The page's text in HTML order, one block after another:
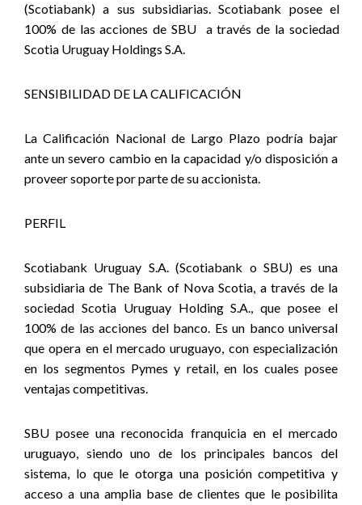
(Scotiabank) a sus subsidiarias. Scotiabank posee el
100% de las acciones de SBU
a través de la sociedad
Scotia Uruguay Holdings S.A.
SENSIBILIDAD DE LA CALIFICACIÓN
La Calificación Nacional de Largo Plazo podría bajar
ante un severo cambio en la capacidad y/o disposición a
proveer soporte por parte de su accionista.
PERFIL
Scotiabank Uruguay S.A. (Scotiabank o SBU) es una
subsidiaria de The Bank of Nova Scotia, a través de la
sociedad Scotia Uruguay Holding S.A., que posee el
100% de las acciones del banco. Es un banco universal
que opera en el mercado uruguayo, con especialización
en los segmentos Pymes y retail, en los cuales posee
ventajas competitivas.
SBU posee una reconocida franquicia en el mercado
uruguayo, siendo uno de los principales bancos del
sistema, lo que le otorga una posición competitiva y
acceso a una amplia base de clientes que le posibilita